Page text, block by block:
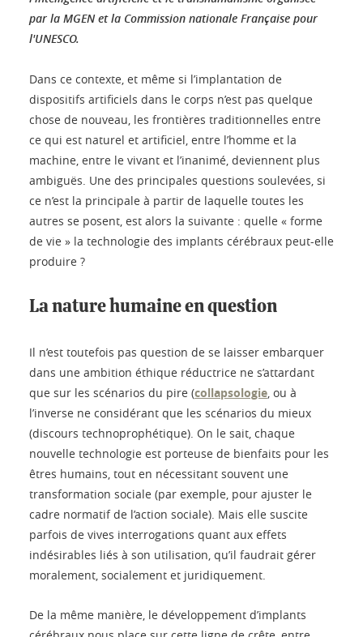
par la MGEN et la Commission nationale Française pour
l'UNESCO.
Dans ce contexte, et même si l’implantation de
dispositifs artificiels dans le corps n’est pas quelque
chose de nouveau, les frontières traditionnelles entre
ce qui est naturel et artificiel, entre l’homme et la
machine, entre le vivant et l’inanimé, deviennent plus
ambiguës. Une des principales questions soulevées, si
ce n’est la principale à partir de laquelle toutes les
autres se posent, est alors la suivante : quelle « forme
de vie » la technologie des implants cérébraux peut-elle
produire ?
La nature humaine en question
Il n’est toutefois pas question de se laisser embarquer
dans une ambition éthique réductrice ne s’attardant
que sur les scénarios du pire (collapsologie, ou à
l’inverse ne considérant que les scénarios du mieux
(discours technoprophétique). On le sait, chaque
nouvelle technologie est porteuse de bienfaits pour les
êtres humains, tout en nécessitant souvent une
transformation sociale (par exemple, pour ajuster le
cadre normatif de l’action sociale). Mais elle suscite
parfois de vives interrogations quant aux effets
indésirables liés à son utilisation, qu’il faudrait gérer
moralement, socialement et juridiquement.
De la même manière, le développement d’implants